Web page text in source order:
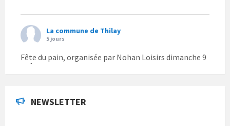
La commune de Thilay
5 jours
Fête du pain, organisée par Nohan Loisirs dimanche 9
août.
NEWSLETTER